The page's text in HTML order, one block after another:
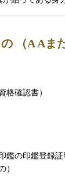
（A Aま
格確認書）
鑑の印鑑登録
）